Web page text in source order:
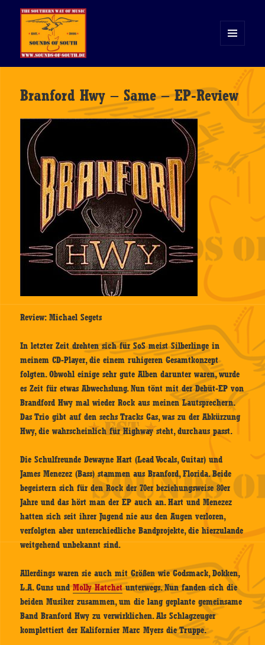
WIDGETS
Branford Hwy – Same – EP-Review
Review: Michael Segets
In letzter Zeit drehten sich für SoS meist Silberlinge in
meinem CD-Player, die einem ruhigeren Gesamtkonzept
folgten. Obwohl einige sehr gute Alben darunter waren, wurde
es Zeit für etwas Abwechslung. Nun tönt mit der Debüt-EP von
Brandford Hwy mal wieder Rock aus meinen Lautsprechern.
Das Trio gibt auf den sechs Tracks Gas, was zu der Abkürzung
Hwy, die wahrscheinlich für Highway steht, durchaus passt.
Die Schulfreunde Dewayne Hart (Lead Vocals, Guitar) und
James Menezez (Bass) stammen aus Branford, Florida. Beide
begeistern sich für den Rock der 70er beziehungsweise 80er
Jahre und das hört man der EP auch an. Hart und Menezez
hatten sich seit ihrer Jugend nie aus den Augen verloren,
verfolgten aber unterschiedliche Bandprojekte, die hierzulande
weitgehend unbekannt sind.
Allerdings waren sie auch mit Größen wie Godsmack, Dokken,
L.A. Guns undMolly Hatchetunterwegs. Nun fanden sich die
beiden Musiker zusammen, um die lang geplante gemeinsame
Band Branford Hwy zu verwirklichen. Als Schlagzeuger
komplettiert der Kalifornier Marc Myers die Truppe.